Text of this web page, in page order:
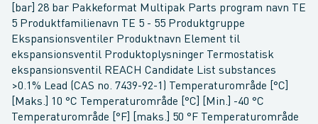
[bar] 28 bar Pakkeformat Multipak Parts program navn TE
5 Produktfamilienavn TE 5 - 55 Produktgruppe
Ekspansionsventiler Produktnavn Element til
ekspansionsventil Produktoplysninger Termostatisk
ekspansionsventil REACH Candidate List substances
>0.1% Lead (CAS no. 7439-92-1) Temperaturområde [°C]
[Maks.] 10 °C Temperaturområde [°C] [Min.] -40 °C
Temperaturområde [°F] [maks.] 50 °F Temperaturområde